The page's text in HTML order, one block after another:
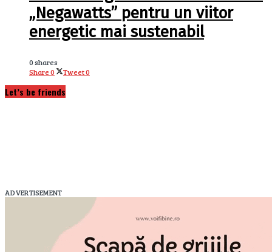
„Negawatts” pentru un viitor
energetic mai sustenabil
0 shares
Share0 Tweet0
Let’s be friends
ADVERTISEMENT